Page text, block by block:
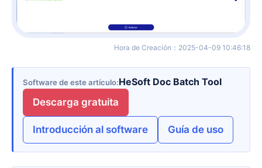
Hora de Creación ： 2025-04-09 10:46:18
Software de este artículo HeSoft Doc Batch Tool
Descarga gratuita
Introducción al software Guía de uso